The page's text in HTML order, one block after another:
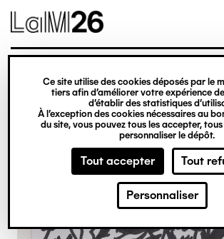
Gestion des cookies
Ce site utilise des cookies déposés par le
tiers afin d’améliorer votre expérience
d’établir des statistiques
À l’exception des cookies nécessaires au
du site, vous pouvez tous les accepter,
personnaliser le dépôt.
Tout accepter Tout
Personnaliser
contenu